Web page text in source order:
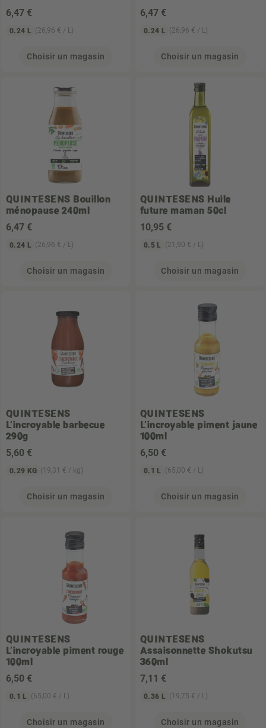
6,47 €
0.24 L (26,96 € / L)
Choisir un magasin
6,47 €
0.24 L (26,96 € / L)
Choisir un magasin
QUINTESENS Bouillon
ménopause 240ml
6,47 €
0.24 L (26,96 € / L)
Choisir un magasin
QUINTESENS Huile
future maman 50cl
10,95 €
0.5 L (21,90 € / L)
Choisir un magasin
QUINTESENS
L'incroyable barbecue
290g
5,60 €
0.29 KG (19,31 € / kg)
Choisir un magasin
QUINTESENS
L'incroyable piment jaune
100ml
6,50 €
0.1 L (65,00 € / L)
Choisir un magasin
QUINTESENS
L'incroyable piment rouge
100ml
6,50 €
0.1 L (65,00 € / L)
Choisir un magasin
QUINTESENS
Assaisonnette Shokutsu
360ml
7,11 €
0.36 L (19,75 € / L)
Choisir un magasin